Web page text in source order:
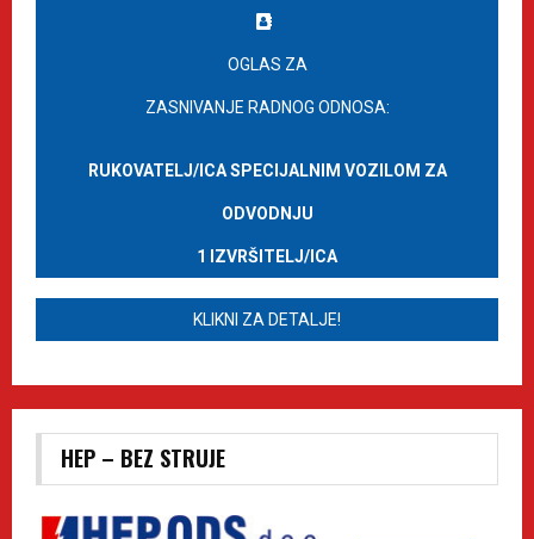
OGLAS ZA
ZASNIVANJE RADNOG ODNOSA:
RUKOVATELJ/ICA SPECIJALNIM VOZILOM ZA
ODVODNJU
1 IZVRŠITELJ/ICA
KLIKNI ZA DETALJE!
HEP – BEZ STRUJE